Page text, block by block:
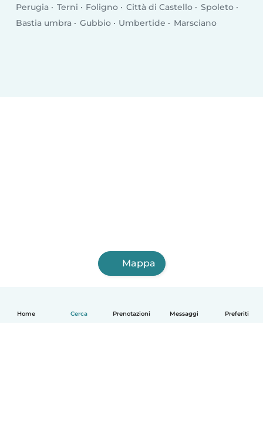
Home Cerca Prenotazioni Messaggi Preferiti
Perugia Terni Foligno Città di Castello
Spoleto
Bastia umbra
Gubbio Umbertide Marsciano
Mappa